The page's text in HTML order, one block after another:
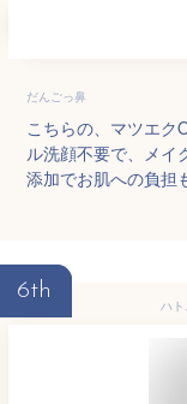
だんごっ鼻
こちらの、マツエク
ル洗顔不要で、メイ
添加でお肌への負担
6th
ハ